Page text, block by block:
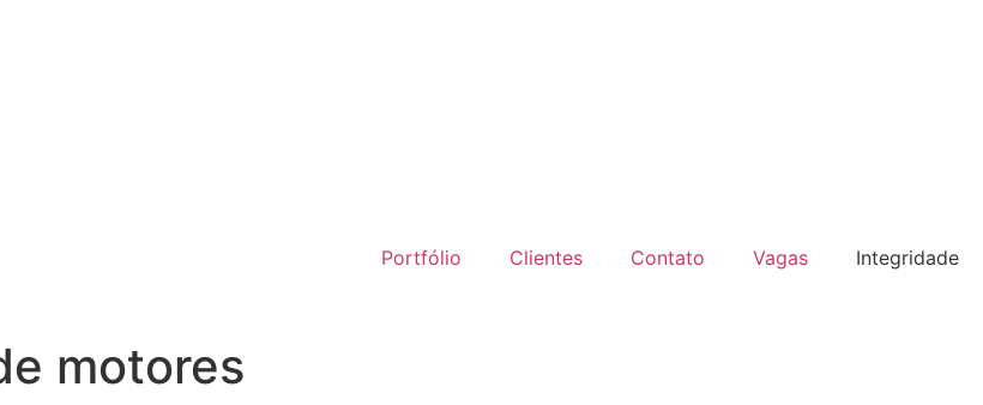
Portfólio Clientes Contato Vagas Integridade
motores